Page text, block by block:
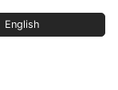
English